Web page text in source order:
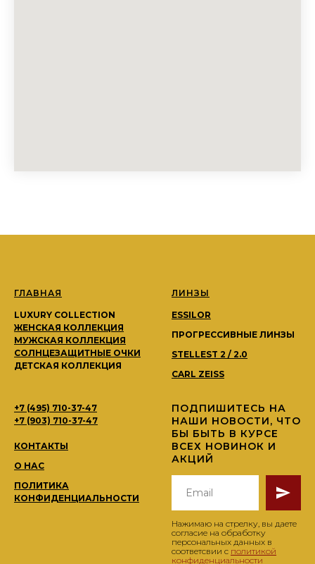
ГЛАВНАЯ
LUXURY COLLECTION
ЖЕНСКАЯ КОЛЛЕКЦИЯ
МУЖСКАЯ КОЛЛЕКЦИЯ
СОЛНЦЕЗАЩИТНЫЕ ОЧКИ
ДЕТСКАЯ КОЛЛЕКЦИЯ
ЛИНЗЫ
ESSILOR
ПРОГРЕССИВНЫЕ ЛИНЗЫ
STELLEST 2 / 2.0
CARL ZEISS
+7 (495) 710-37-47
+7 (903) 710-37-47
КОНТАКТЫ
О НАС
ПОЛИТИКА
КОНФИДЕНЦИАЛЬНОСТИ
ПОДПИШИТЕСЬ НА
НАШИ НОВОСТИ, ЧТО
БЫ БЫТЬ В КУРСЕ
ВСЕХ НОВИНОК И
АКЦИЙ
Нажимаю на стрелку, вы даете
согласие на обработку
персональных данных в
соответсвии с политикой
конфиденциальности